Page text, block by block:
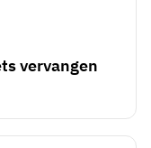
vervangen